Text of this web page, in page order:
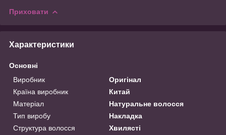
Приховати
Характеристики
Основні
Виробник
Оригінал
Країна виробник
Китай
Матеріал
Натуральне волосся
Тип виробу
Накладка
Структура волосся
Хвилясті